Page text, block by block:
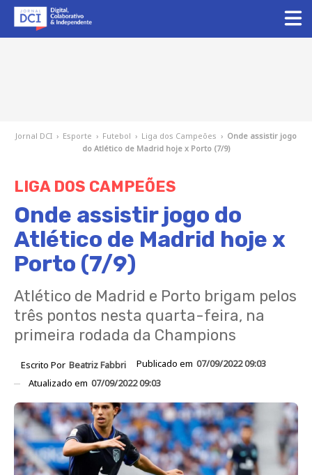
Jornal DCI › Esporte › Futebol › Liga dos Campeões › Onde assistir jogo
do Atlético de Madrid hoje x Porto (7/9)
LIGA DOS CAMPEÕES
Onde assistir jogo do
Atlético de Madrid hoje x
Porto (7/9)
Atlético de Madrid e Porto brigam pelos
três pontos nesta quarta-feira, na
primeira rodada da Champions
Escrito Por Beatriz Fabbri Publicado em 07/09/2022 09:03
Atualizado em 07/09/2022 09:03